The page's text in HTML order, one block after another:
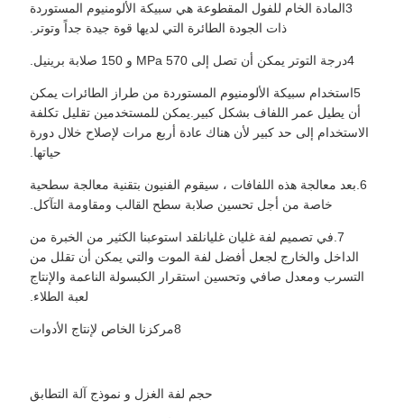
3المادة الخام للفول المقطوعة هي سبيكة الألومنيوم المستوردة
ذات الجودة الطائرة التي لديها قوة جيدة جداً وتوتر.
4درجة التوتر يمكن أن تصل إلى 570 MPa و 150 صلابة برينيل.
5استخدام سبيكة الألومنيوم المستوردة من طراز الطائرات يمكن
أن يطيل عمر اللفاف بشكل كبير.يمكن للمستخدمين تقليل تكلفة
الاستخدام إلى حد كبير لأن هناك عادة أربع مرات لإصلاح خلال دورة
حياتها.
6.بعد معالجة هذه اللفافات ، سيقوم الفنيون بتقنية معالجة سطحية
خاصة من أجل تحسين صلابة سطح القالب ومقاومة التآكل.
7.في تصميم لفة غليان غليانلقد استوعبنا الكثير من الخبرة من
الداخل والخارج لجعل أفضل لفة الموت والتي يمكن أن تقلل من
التسرب ومعدل صافي وتحسين استقرار الكبسولة الناعمة والإنتاج
لعبة الطلاء.
8مركزنا الخاص لإنتاج الأدوات
حجم لفة الغزل و نموذج آلة التطابق